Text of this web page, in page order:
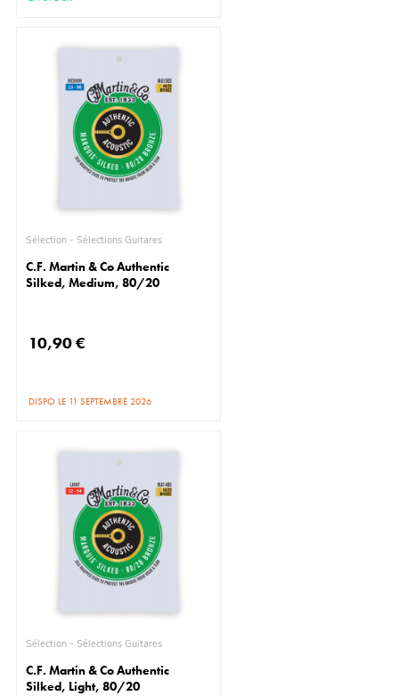
Sélection - Sélections Guitares
C.F. Martin & Co Authentic
Silked, Medium, 80/20
10,90 €
DISPO LE 11 SEPTEMBRE 2026
Sélection - Sélections Guitares
C.F. Martin & Co Authentic
Silked, Light, 80/20